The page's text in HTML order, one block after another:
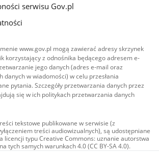
serwisu Gov.pl
www.gov.pl mogą zawierać adresy skrzynek
korzystający z odnośnika będącego adresem e-
jego danych (adres e-mail oraz
danych w wiadomości) w celu przesłania
pytania. Szczegóły przetwarzania danych przez
się w ich politykach przetwarzania danych
tekstowe publikowane w serwisie (z
treści audiowizualnych), są udostępniane
licencji typu Creative Commons: uznanie autorstwa
tych samych warunkach 4.0 (CC BY-SA 4.0).